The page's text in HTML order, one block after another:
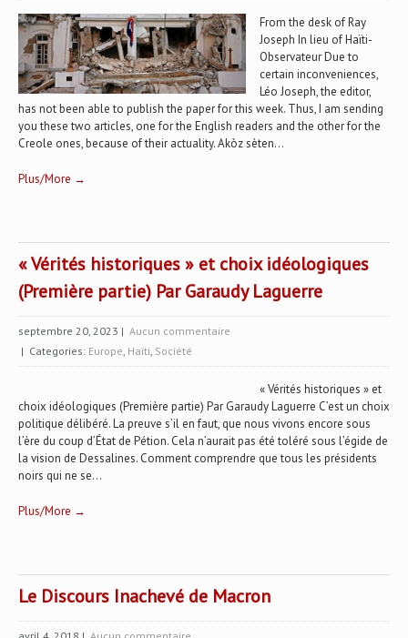
From the desk of Ray
Joseph In lieu of Haïti-
Observateur Due to
certain inconveniences,
Léo Joseph, the editor,
has not been able to publish the paper for this week. Thus, I am sending
you these two articles, one for the English readers and the other for the
Creole ones, because of their actuality. Akòz sèten...
Plus/More →
« Vérités historiques » et choix idéologiques
(Première partie) Par Garaudy Laguerre
septembre 20, 2023 | Aucun commentaire
| Categories: Europe, Haïti, Société
« Vérités historiques » et
choix idéologiques (Première partie) Par Garaudy Laguerre C’est un choix
politique délibéré. La preuve s’il en faut, que nous vivons encore sous
l’ère du coup d’État de Pétion. Cela n’aurait pas été toléré sous l’égide de
la vision de Dessalines. Comment comprendre que tous les présidents
noirs qui ne se...
Plus/More →
Le Discours Inachevé de Macron